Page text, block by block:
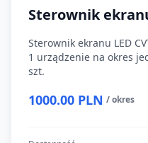
Sterownik
Sterownik ekranu LED
1 urządzenie na okres
szt.
1000.00 PLN / okres